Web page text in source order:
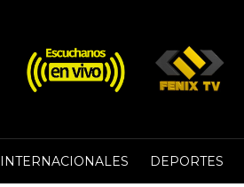
INTERNACIONALES DEPORTES